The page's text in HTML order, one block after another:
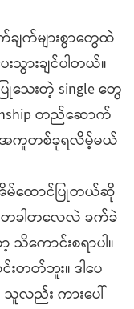
ျက်များစွာတွေထဲ
ားချင်ပါတယ်။
ေးတဲ့ single တွေ
တည်ဆောက်
ကူတစ်ခုရလိမ့်မယ်
ထောင်ပြုတယ်ဆို
ခါတလေလဲ ခက်ခဲ
ကောင်းစရာပါ။
တတ်ဘူး။ ဒါပေ
သူလည်း ကားပေါ်